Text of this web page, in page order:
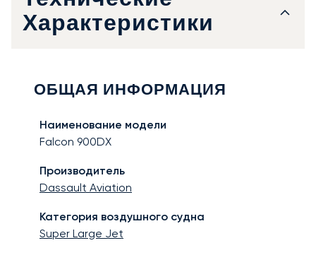
Характеристики
ОБЩАЯ ИНФОРМАЦИЯ
Наименование модели
Falcon 900DX
Производитель
Dassault Aviation
Категория воздушного судна
Super Large Jet